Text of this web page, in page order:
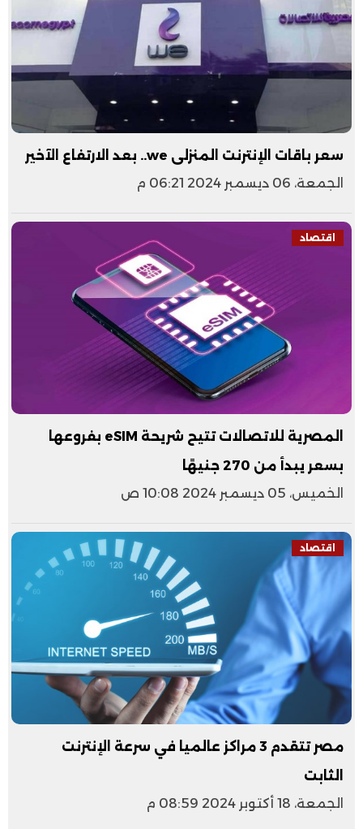
سعر باقات الإنترنت المنزلى we.. بعد الارتفاع الآخير
الجمعة، 06 ديسمبر 2024 06:21 م
اقتصاد
المصرية للاتصالات تتيح شريحة eSIM بفروعها
بسعر يبدأ من 270 جنيهًا
الخميس، 05 ديسمبر 2024 10:08 ص
اقتصاد
مصر تتقدم 3 مراكز عالميا في سرعة الإنترنت
الثابت
الجمعة، 18 أكتوبر 2024 08:59 م